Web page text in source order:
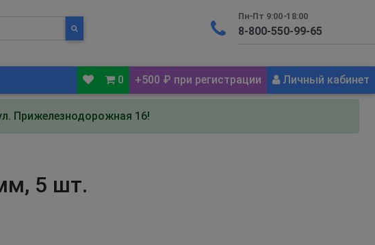
Пн-Пт 9:00-18:00
0 +500 ₽ при регистрации Личный кабинет
Прижелезнодорожная 16!
5 шт.